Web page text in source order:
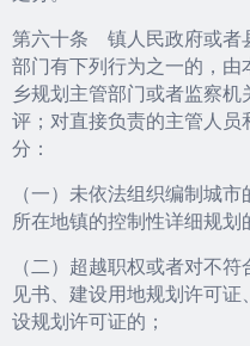
第六十条 镇人民政府或者
部门有下列行为之一的，
乡规划主管部门或者监察
评；对直接负责的主管人
分：
（一）未依法组织编制城
所在地镇的控制性详细规划
（二）超越职权或者对不
见书、建设用地规划许可
设规划许可证的；